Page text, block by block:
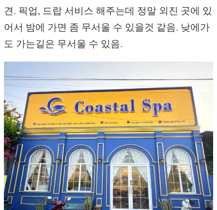
견. 픽업, 드랍 서비스 해주는데 정말 외진 곳에 있
어서 밤에 가면 좀 무서울 수 있을것 같음. 낮에가
도 가는길은 무서울 수 있음.